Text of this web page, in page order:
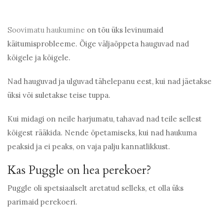
Soovimatu haukumine on tõu üks levinumaid
käitumisprobleeme. Õige väljaõppeta hauguvad nad
kõigele ja kõigele.
Nad hauguvad ja ulguvad tähelepanu eest, kui nad jäetakse
üksi või suletakse teise tuppa.
Kui midagi on neile harjumatu, tahavad nad teile sellest
kõigest rääkida. Nende õpetamiseks, kui nad haukuma
peaksid ja ei peaks, on vaja palju kannatlikkust.
Kas Puggle on hea perekoer?
Puggle oli spetsiaalselt aretatud selleks, et olla üks
parimaid perekoeri.